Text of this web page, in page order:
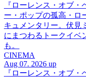
『ローレンス・オブ
ー・ポップの孤高・ロ
キュメンタリー。伏見
にまつわるトークイベ
も。
CINEMA
Aug 07. 2026 up
『ローレンス・オブ